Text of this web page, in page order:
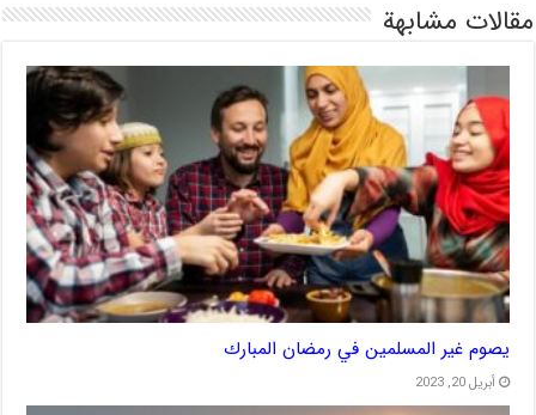
مقالات مشابهة
يصوم غير المسلمين في رمضان المبارك
أبريل 20, 2023